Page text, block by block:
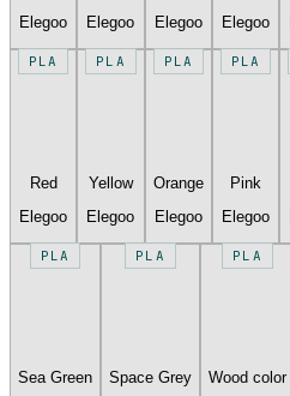
Elegoo
Elegoo
Elegoo
Elegoo
PLA
Red
Elegoo
PLA
Yellow
Elegoo
PLA
Orange
Elegoo
PLA
Pink
Elegoo
PLA
Sea Green
PLA
Space Grey
PLA
Wood color